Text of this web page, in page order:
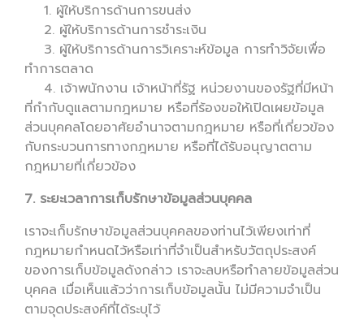
1. ผู้ให้บริการด้านการขนส่ง
2. ผู้ให้บริการด้านการชำระเงิน
3. ผู้ให้บริการด้านการวิเคราะห์ข้อมูล การทำวิจัยเพื่อ
ทำการตลาด
4. เจ้าพนักงาน เจ้าหน้าที่รัฐ หน่วยงานของรัฐที่มีหน้า
ที่กำกับดูแลตามกฎหมาย หรือที่ร้องขอให้เปิดเผยข้อมูล
ส่วนบุคคลโดยอาศัยอำนาจตามกฎหมาย หรือที่เกี่ยวข้อง
กับกระบวนการทางกฎหมาย หรือที่ได้รับอนุญาตตาม
กฎหมายที่เกี่ยวข้อง
7. ระยะเวลาการเก็บรักษาข้อมูลส่วนบุคคล
เราจะเก็บรักษาข้อมูลส่วนบุคคลของท่านไว้เพียงเท่าที่
กฎหมายกำหนดไว้หรือเท่าที่จำเป็นสำหรับวัตถุประสงค์
ของการเก็บข้อมูลดังกล่าว เราจะลบหรือทำลายข้อมูลส่วน
บุคคล เมื่อเห็นแล้วว่าการเก็บข้อมูลนั้น ไม่มีความจำเป็น
ตามจุดประสงค์ที่ได้ระบุไว้